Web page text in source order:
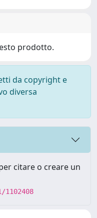
prodotto.
da copyright e
diversa
citare o creare un